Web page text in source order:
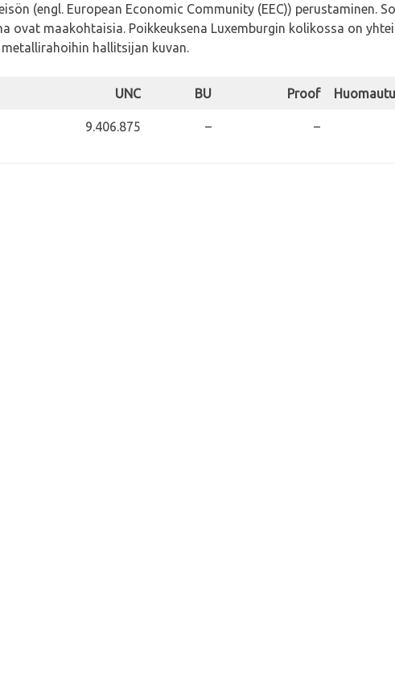
(engl. European Economic Community (EEC)) perustaminen.
ovat maakohtaisia. Poikkeuksena Luxemburgin kolikossa on
hallitsijan kuvan.
UNC BU Proof
9.406.875 – –